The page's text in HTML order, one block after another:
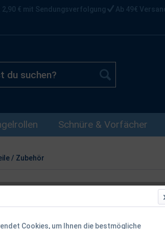
€ mit Sendungsverfolgung Ab 49€
Schnüre & Vorfächer
/ Zubehör
Korda
Stück
Cookies, um Ihnen die bestmögliche